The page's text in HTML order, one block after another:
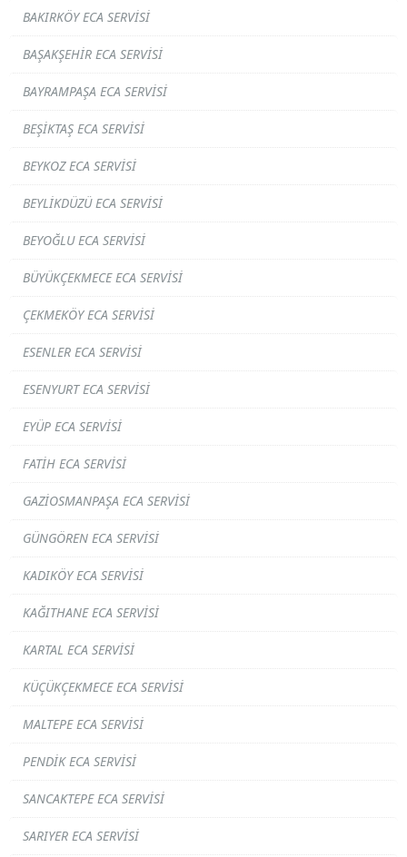
BAKIRKÖY ECA SERVISI
BAŞAKŞEHIR ECA SERVISI
BAYRAMPAŞA ECA SERVISI
BEŞIKTAŞ ECA SERVISI
BEYKOZ ECA SERVISI
BEYLIKDÜZÜ ECA SERVISI
BEYOĞLU ECA SERVISI
BÜYÜKÇEKMECE ECA SERVISI
ÇEKMEKÖY ECA SERVISI
ESENLER ECA SERVISI
ESENYURT ECA SERVISI
EYÜP ECA SERVISI
FATIH ECA SERVISI
GAZIOSMANPAŞA ECA SERVISI
GÜNGÖREN ECA SERVISI
KADIKÖY ECA SERVISI
KAĞITHANE ECA SERVISI
KARTAL ECA SERVISI
KÜÇÜKÇEKMECE ECA SERVISI
MALTEPE ECA SERVISI
PENDIK ECA SERVISI
SANCAKTEPE ECA SERVISI
SARIYER ECA SERVISI